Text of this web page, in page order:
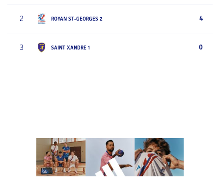
2 ROYAN ST-GEORGES 2 4
3 SAINT XANDRE 1 0